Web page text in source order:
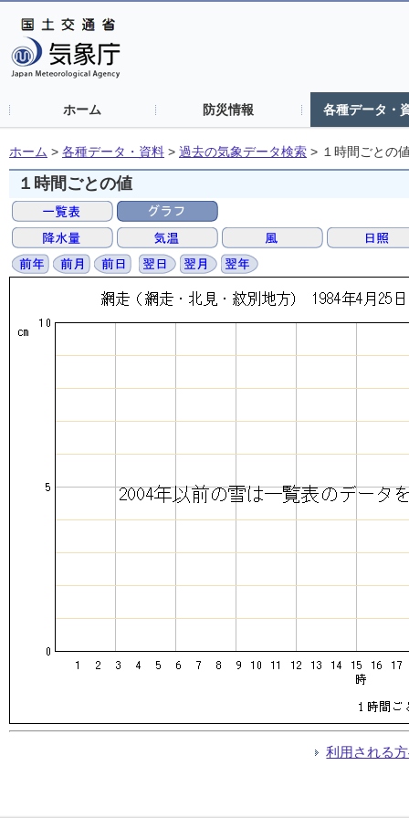
ホーム 防災情報 各種データ・
ホーム > 各種データ・資料 > 過去の気象データ検索 > １時間ごとの
１時間ごとの値
利用される